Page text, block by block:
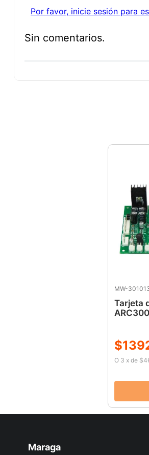
Por favor, inicie sesión para
Sin comentarios.
MW-
Tarjeta
$
O 3 xde
Maraga